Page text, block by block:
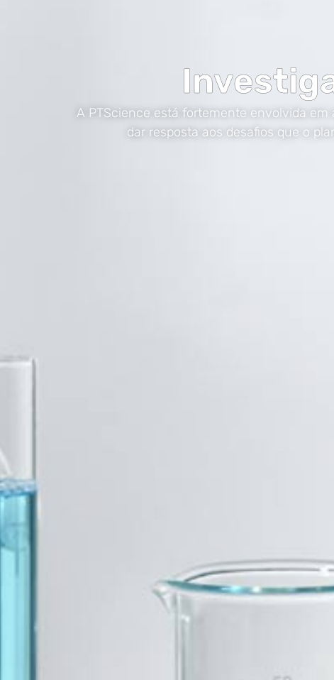
A PTScience está fortemente envolvida
dar resposta aos desafios que o